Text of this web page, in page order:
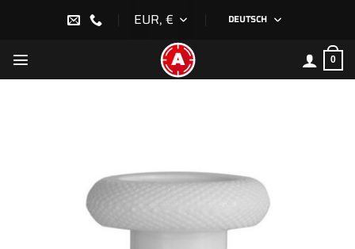
EUR, € DEUTSCH
0